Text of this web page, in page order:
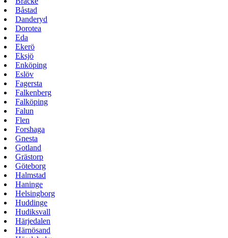
Båstad
Danderyd
Dorotea
Eda
Ekerö
Eksjö
Enköping
Eslöv
Fagersta
Falkenberg
Falköping
Falun
Flen
Forshaga
Gnesta
Gotland
Grästorp
Göteborg
Halmstad
Haninge
Helsingborg
Huddinge
Hudiksvall
Härjedalen
Härnösand